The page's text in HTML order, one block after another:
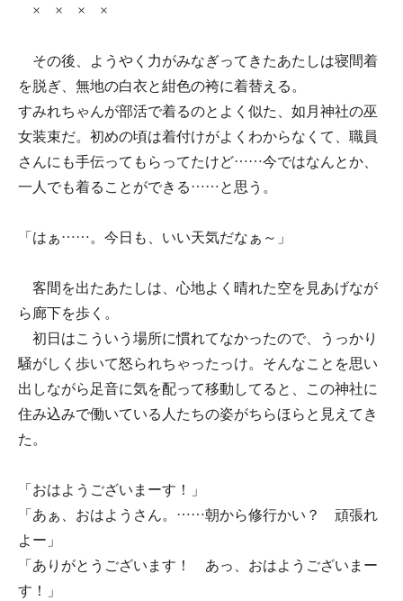
× × × ×
その後、ようやく力がみなぎってきたあたしは寝間着
を脱ぎ、無地の白衣と紺色の袴に着替える。
すみれちゃんが部活で着るのとよく似た、如月神社の巫
女装束だ。初めの頃は着付けがよくわからなくて、職員
さんにも手伝ってもらってたけど……今ではなんとか、
一人でも着ることができる……と思う。
「はぁ……。今日も、いい天気だなぁ～」
客間を出たあたしは、心地よく晴れた空を見あげなが
ら廊下を歩く。
初日はこういう場所に慣れてなかったので、うっかり
騒がしく歩いて怒られちゃったっけ。そんなことを思い
出しながら足音に気を配って移動してると、この神社に
住み込みで働いている人たちの姿がちらほらと見えてき
た。
「おはようございまーす！」
「あぁ、おはようさん。……朝から修行かい？ 頑張れ
よー」
「ありがとうございます！ あっ、おはようございまー
す！」